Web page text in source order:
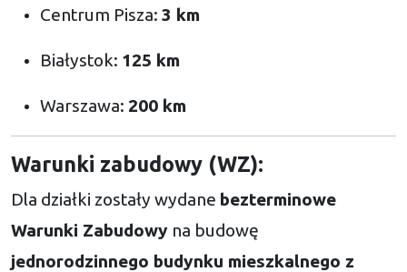
Centrum Pisza: 3 km
Białystok: 125 km
Warszawa: 200 km
Warunki zabudowy (WZ):
Dla działki zostały wydane bezterminowe
Warunki Zabudowy na budowę
jednorodzinnego budynku mieszkalnego z